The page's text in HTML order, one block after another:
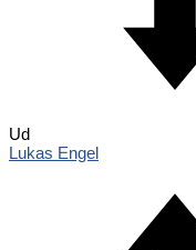
Ud
Lukas Engel